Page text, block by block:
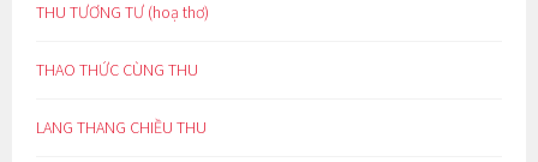
THU TƯƠNG TƯ (hoạ thơ)
THAO THỨC CÙNG THU
LANG THANG CHIỀU THU